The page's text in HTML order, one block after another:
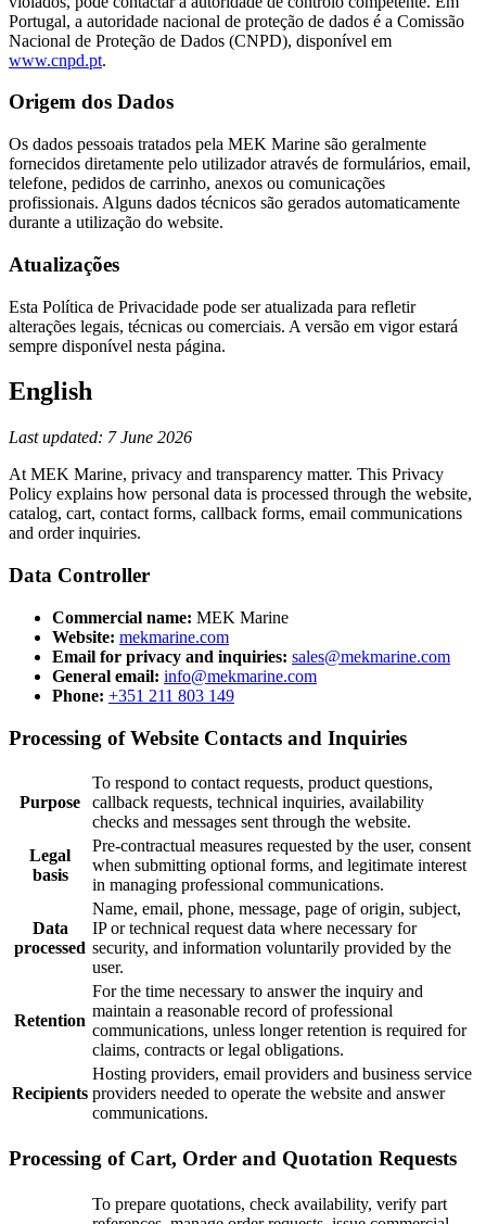
Portugal, a autoridade nacional de proteção de dados é a Comissão
Nacional de Proteção de Dados (CNPD), disponível em
www.cnpd.pt.
Origem dos Dados
Os dados pessoais tratados pela MEK Marine são geralmente
fornecidos diretamente pelo utilizador através de formulários, email,
telefone, pedidos de carrinho, anexos ou comunicações
profissionais. Alguns dados técnicos são gerados automaticamente
durante a utilização do website.
Atualizações
Esta Política de Privacidade pode ser atualizada para refletir
alterações legais, técnicas ou comerciais. A versão em vigor estará
sempre disponível nesta página.
English
Last updated: 7 June 2026
At MEK Marine, privacy and transparency matter. This Privacy
Policy explains how personal data is processed through the website,
catalog, cart, contact forms, callback forms, email communications
and order inquiries.
Data Controller
Commercial name: MEK Marine
Website: mekmarine.com
Email for privacy and inquiries: sales@mekmarine.com
General email: info@mekmarine.com
Phone: +351 211 803 149
Processing of Website Contacts and Inquiries
Purpose
To respond to contact requests, product questions,
callback requests, technical inquiries, availability
checks and messages sent through the website.
Legal
basis
Pre-contractual measures requested by the user, consent
when submitting optional forms, and legitimate interest
in managing professional communications.
Data
processed
Name, email, phone, message, page of origin, subject,
IP or technical request data where necessary for
security, and information voluntarily provided by the
user.
Retention
For the time necessary to answer the inquiry and
maintain a reasonable record of professional
communications, unless longer retention is required for
claims, contracts or legal obligations.
Recipients
Hosting providers, email providers and business service
providers needed to operate the website and answer
communications.
Processing of Cart, Order and Quotation Requests
To prepare quotations, check availability, verify part